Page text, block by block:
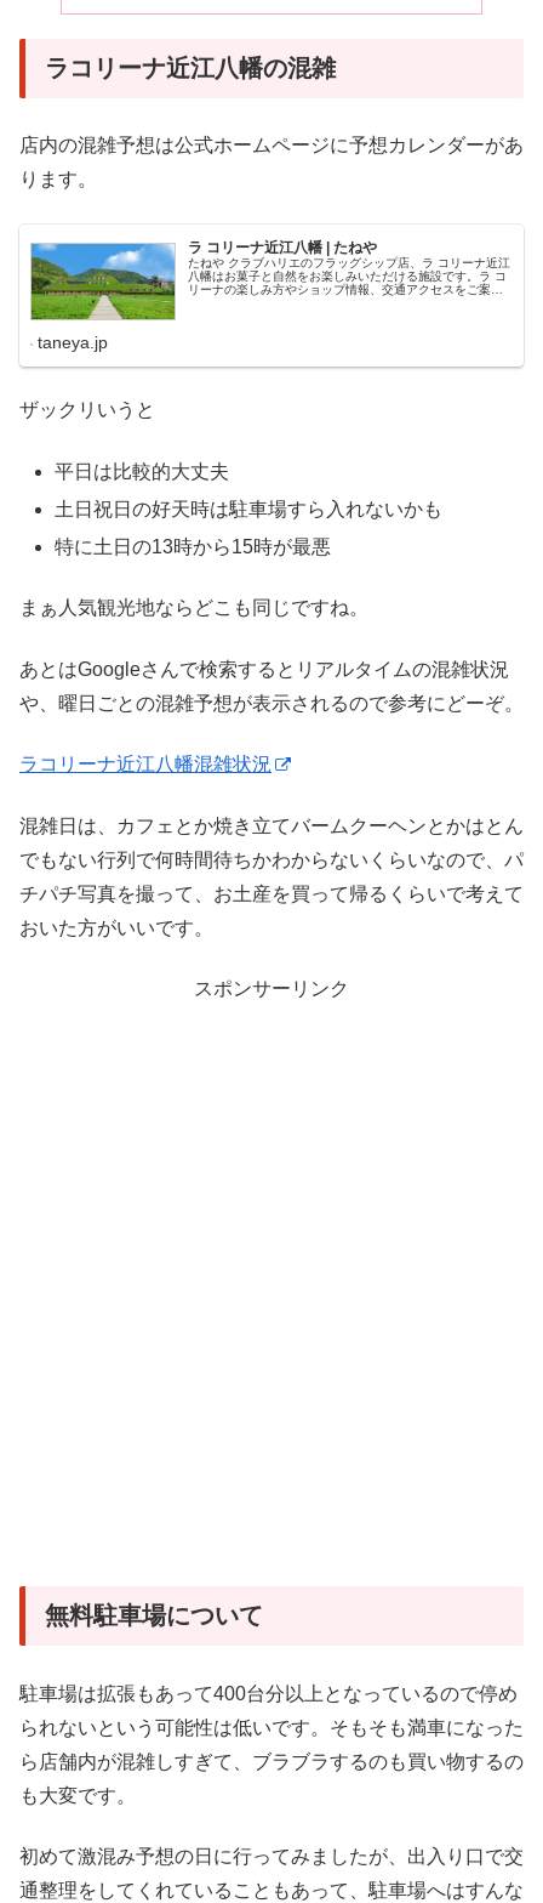
ラコリーナ近江八幡の混雑
店内の混雑予想は公式ホームページに予想カレンダーがあ
ります。
ラ コリーナ近江八幡 | たねや
たねや クラブハリエのフラッグシップ店、ラ コリーナ近江
八幡はお菓子と自然をお楽しみいただける施設です。ラ コ
リーナの楽しみ方やショップ情報、交通アクセスをご案内
taneya.jp
ザックリいうと
平日は比較的大丈夫
土日祝日の好天時は駐車場すら入れないかも
特に土日の13時から15時が最悪
まぁ人気観光地ならどこも同じですね。
あとはGoogleさんで検索するとリアルタイムの混雑状況
や、曜日ごとの混雑予想が表示されるので参考にどーぞ。
ラコリーナ近江八幡混雑状況
混雑日は、カフェとか焼き立てバームクーヘンとかはとん
でもない行列で何時間待ちかわからないくらいなので、パ
チパチ写真を撮って、お土産を買って帰るくらいで考えて
おいた方がいいです。
スポンサーリンク
無料駐車場について
駐車場は拡張もあって400台分以上となっているので停め
られないという可能性は低いです。そもそも満車になった
ら店舗内が混雑しすぎて、ブラブラするのも買い物するの
も大変です。
初めて激混み予想の日に行ってみましたが、出入り口で交
通整理をしてくれていることもあって、駐車場へはすんな